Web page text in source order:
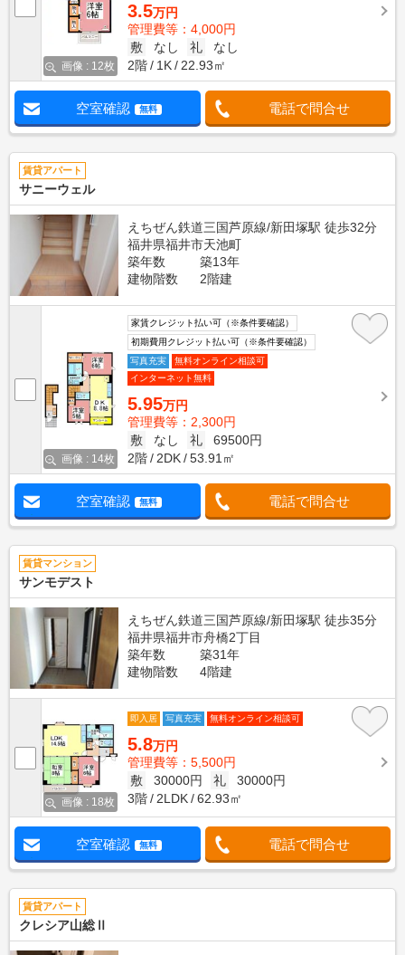
画像 : 12枚
3.5万円
管理費等：4,000円
敷
なし 礼
なし
2階
1K 22.93㎡
空室確認 無料 電話で問合せ
賃貸アパート
サニーウェル
えちぜん鉄道三国芦原線/新田塚駅 徒歩32分
福井県福井市天池町
築年数
築13年
建物階数
2階建
画像 : 14枚
家賃クレジット払い可（※条件要確認）
初期費用クレジット払い可（※条件要確認）
写真充実
無料オンライン相談可
インターネット無料
5.95万円
管理費等：2,300円
敷
なし 礼
69500円
2階
2DK 53.91㎡
空室確認 無料 電話で問合せ
賃貸マンション
サンモデスト
えちぜん鉄道三国芦原線/新田塚駅 徒歩35分
福井県福井市舟橋2丁目
築年数
築31年
建物階数
4階建
画像 : 18枚
即入居 写真充実 無料オンライン相談可
5.8万円
管理費等：5,500円
敷
30000円 礼
30000円
3階
2LDK 62.93㎡
空室確認 無料 電話で問合せ
賃貸アパート
クレシア山総Ⅱ